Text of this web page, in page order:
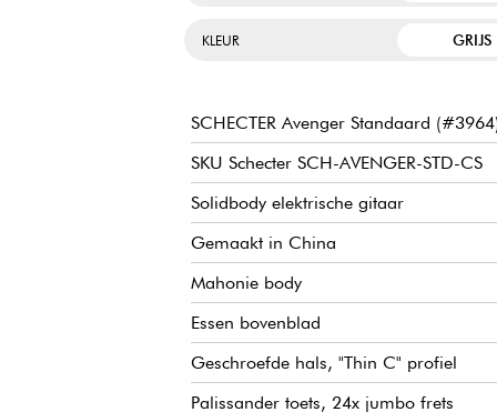
KLEUR GRIJS
SCHECTER Avenger Standaard
SKU Schecter SCH-AVENGER-STD-CS
Solidbody elektrische gitaar
Gemaakt in China
Mahonie body
Essen bovenblad
Geschroefde hals, "Thin C" profiel
Palissander toets, 24x jumbo frets